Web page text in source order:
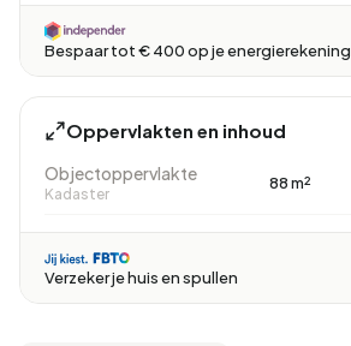
Bespaar tot € 400 op je energierekening
Oppervlakten en inhoud
Objectoppervlakte
Kadaster
88 m²
Verzeker je huis en spullen